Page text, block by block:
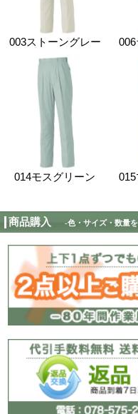
サイズ
ウエスト
股下
サイズ表記は製